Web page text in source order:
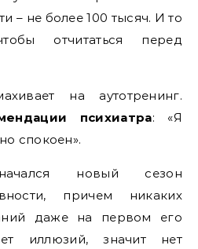
– не более 100 тысяч. И то
отчитаться перед
на аутотренинг.
психиатра: «Я
спокоен».
новый сезон
причем никаких
даже на первом его
иллюзий, значит нет